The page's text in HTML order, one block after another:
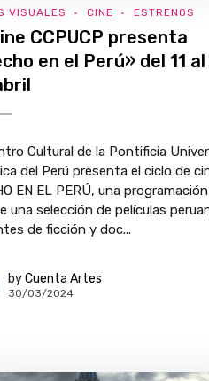
VISUALES CINE ESTRENOS
CCPUCP presenta
en el Perú» del 11
Cultural de la Pontificia
del Perú presenta el ciclo de
EN EL PERÚ, una
una selección de películas
de ficción y doc...
byCuenta Artes
30/03/2024